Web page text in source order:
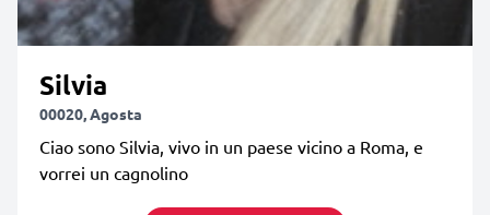
Silvia
00020, Agosta
Ciao sono Silvia, vivo in un paese vicino a Roma, e
vorrei un cagnolino